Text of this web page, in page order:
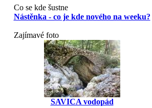
Co se kde šustne
Nástěnka - co je kde nového na weeku?
Zajímavé foto
SAVICA vodopád